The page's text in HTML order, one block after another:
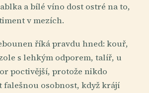
a bílé víno dost ostré na to,
v mezích.
říká pravdu hned: kouř,
s lehkým odporem, talíř, u
poctivější, protože nikdo
falešnou osobnost, když krájí